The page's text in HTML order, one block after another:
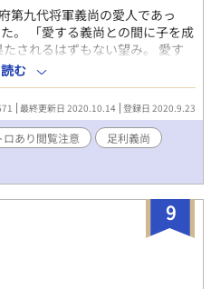
第九代将軍義尚の愛人であっ
。 「愛する義尚との間に子を成
されるはずもない望み。 愛す
んで間違いと誹られることがあ
室町のガチホモ絵巻、満を持し
む
最終更新日 2020.10.14 登録日 2020.9.23
ロあり閲覧注意
足利義尚
9